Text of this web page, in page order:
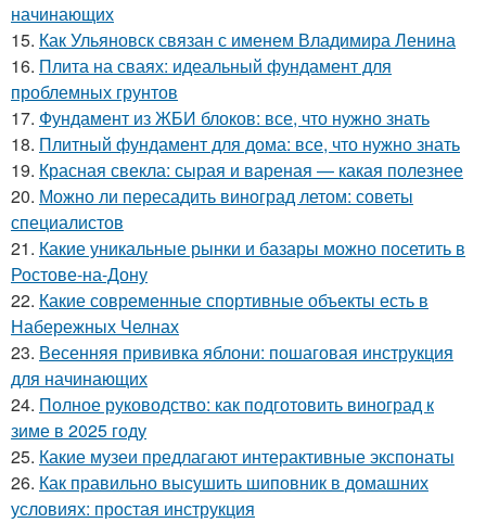
начинающих
15. Как Ульяновск связан с именем Владимира Ленина
16. Плита на сваях: идеальный фундамент для
проблемных грунтов
17. Фундамент из ЖБИ блоков: все, что нужно знать
18. Плитный фундамент для дома: все, что нужно знать
19. Красная свекла: сырая и вареная — какая полезнее
20. Можно ли пересадить виноград летом: советы
специалистов
21. Какие уникальные рынки и базары можно посетить в
Ростове-на-Дону
22. Какие современные спортивные объекты есть в
Набережных Челнах
23. Весенняя прививка яблони: пошаговая инструкция
для начинающих
24. Полное руководство: как подготовить виноград к
зиме в 2025 году
25. Какие музеи предлагают интерактивные экспонаты
26. Как правильно высушить шиповник в домашних
условиях: простая инструкция